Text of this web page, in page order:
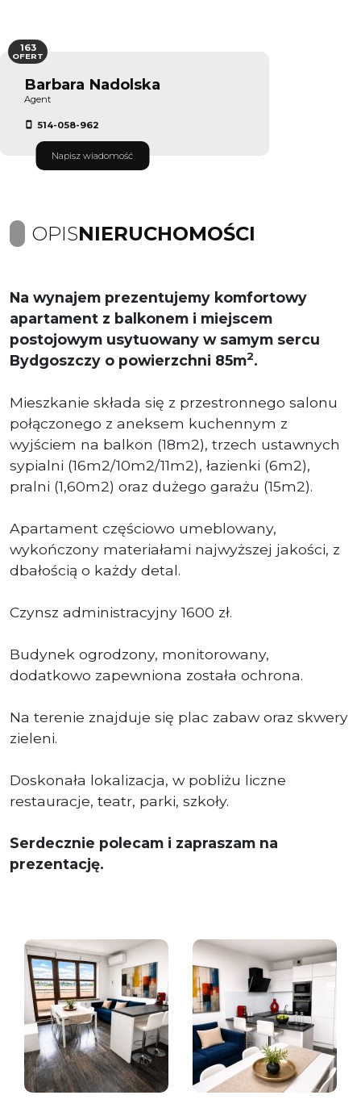
Barbara Nadolska
Agent
514-058-962
Napisz wiadomość
163
OFERT
OPISNIERUCHOMOŚCI
Na wynajem prezentujemy komfortowy
apartament z balkonem i miejscem
postojowym usytuowany w samym sercu
Bydgoszczy o powierzchni 85m2.
Mieszkanie składa się z przestronnego salonu
połączonego z aneksem kuchennym z
wyjściem na balkon (18m2), trzech ustawnych
sypialni (16m2/10m2/11m2), łazienki (6m2),
pralni (1,60m2) oraz dużego garażu (15m2).
Apartament częściowo umeblowany,
wykończony materiałami najwyższej jakości, z
dbałością o każdy detal.
Czynsz administracyjny 1600 zł.
Budynek ogrodzony, monitorowany,
dodatkowo zapewniona została ochrona.
Na terenie znajduje się plac zabaw oraz skwery
zieleni.
Doskonała lokalizacja, w pobliżu liczne
restauracje, teatr, parki, szkoły.
Serdecznie polecam i zapraszam na
prezentację.